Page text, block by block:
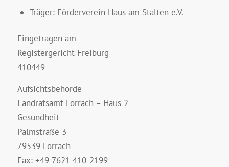
Träger: Förderverein Haus am Stalten e.V.
Eingetragen am
Registergericht Freiburg
410449
Aufsichtsbehörde
Landratsamt Lörrach – Haus 2
Gesundheit
Palmstraße 3
79539 Lörrach
Fax: +49 7621 410-2199